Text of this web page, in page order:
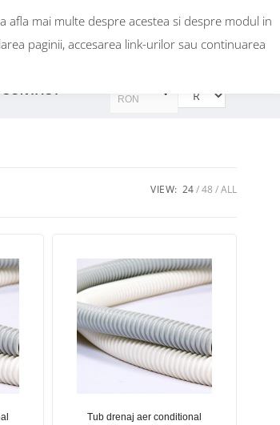
933 440 +40 736 933 399
0
RON
VIEW: 24 48 ALL
Tub drenaj aer conditional
mai multe despre acestea si despre modul in
paginii, accesarea link-urilor sau continuarea